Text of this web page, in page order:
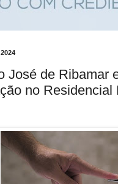
José de Ribamar
no Residencial